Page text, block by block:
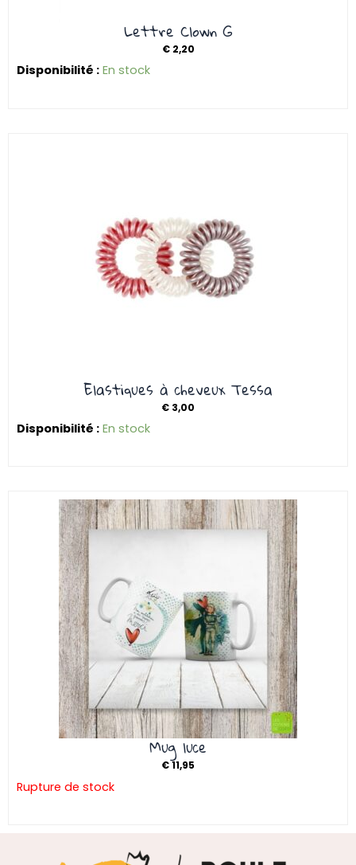
Lettre Clown G
€2,20
Disponibilité : En stock
Elastiques à cheveux Tessa
€ 3,00
Disponibilité : En stock
Mug luce
€11,95
Rupture de stock